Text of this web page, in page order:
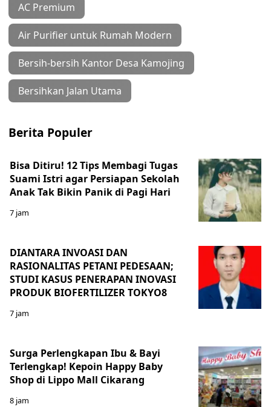
AC Premium
Air Purifier untuk Rumah Modern
Bersih-bersih Kantor Desa Kamojing
Bersihkan Jalan Utama
Berita Populer
Bisa Ditiru! 12 Tips Membagi Tugas
Suami Istri agar Persiapan Sekolah
Anak Tak Bikin Panik di Pagi Hari
7 jam
DIANTARA INVOASI DAN
RASIONALITAS PETANI PEDESAAN;
STUDI KASUS PENERAPAN INOVASI
PRODUK BIOFERTILIZER TOKYO8
7 jam
Surga Perlengkapan Ibu & Bayi
Terlengkap! Kepoin Happy Baby
Shop di Lippo Mall Cikarang
8 jam